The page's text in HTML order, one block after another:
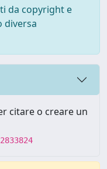
da copyright e
diversa
citare o creare un